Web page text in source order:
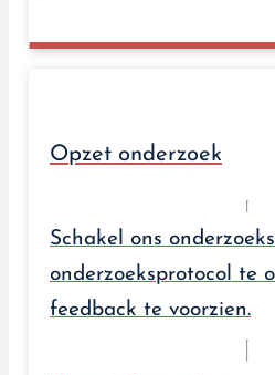
Opzet onderzoek
Schakel ons
onderzoeksprotocol te
feedback te voorzien.